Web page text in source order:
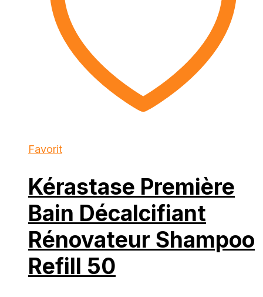
Favorit
Kérastase Première
Bain Décalcifiant
Rénovateur Shampoo
Refill 50